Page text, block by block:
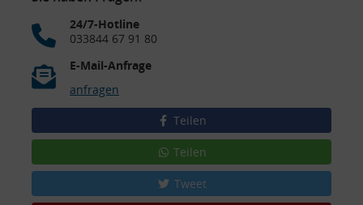
24/7-Hotline
033844 67 91 80
E-Mail-Anfrage
anfragen
Teilen
Teilen
Tweet